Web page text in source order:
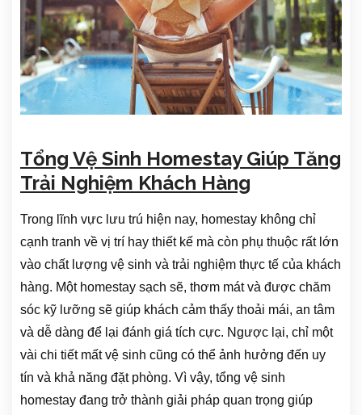
Tổng Vệ Sinh Homestay Giúp Tăng
Trải Nghiệm Khách Hàng
Trong lĩnh vực lưu trú hiện nay, homestay không chỉ
cạnh tranh về vị trí hay thiết kế mà còn phụ thuộc rất lớn
vào chất lượng vệ sinh và trải nghiệm thực tế của khách
hàng. Một homestay sạch sẽ, thơm mát và được chăm
sóc kỹ lưỡng sẽ giúp khách cảm thấy thoải mái, an tâm
và dễ dàng để lại đánh giá tích cực. Ngược lại, chỉ một
vài chi tiết mất vệ sinh cũng có thể ảnh hưởng đến uy
tín và khả năng đặt phòng. Vì vậy, tổng vệ sinh
homestay đang trở thành giải pháp quan trọng giúp